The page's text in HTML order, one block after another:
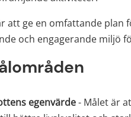
att ge en omfattande
och engagerande miljö
egenvärde - Målet är